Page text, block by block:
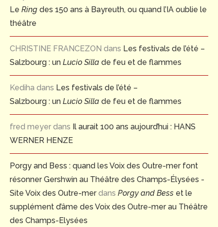
Le Ring des 150 ans à Bayreuth, ou quand l’IA oublie le
théâtre
CHRISTINE FRANCEZON dans Les festivals de l’été –
Salzbourg : un Lucio Silla de feu et de flammes
Kediha dans Les festivals de l’été –
Salzbourg : un Lucio Silla de feu et de flammes
fred meyer dans Il aurait 100 ans aujourd’hui : HANS
WERNER HENZE
Porgy and Bess : quand les Voix des Outre-mer font
résonner Gershwin au Théâtre des Champs-Élysées -
Site Voix des Outre-merdans Porgy and Bess et le
supplément d’âme des Voix des Outre-mer au Théâtre
des Champs-Elysées